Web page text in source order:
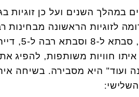
במהלך השנים ועל כן זוגיות
לזוגיות הראשונה מבחינות
סימה זיידמן- אלמנה
חוויות משותפות, להפיג
ועוד" היא מסבירה. בשיחה
השלישי: